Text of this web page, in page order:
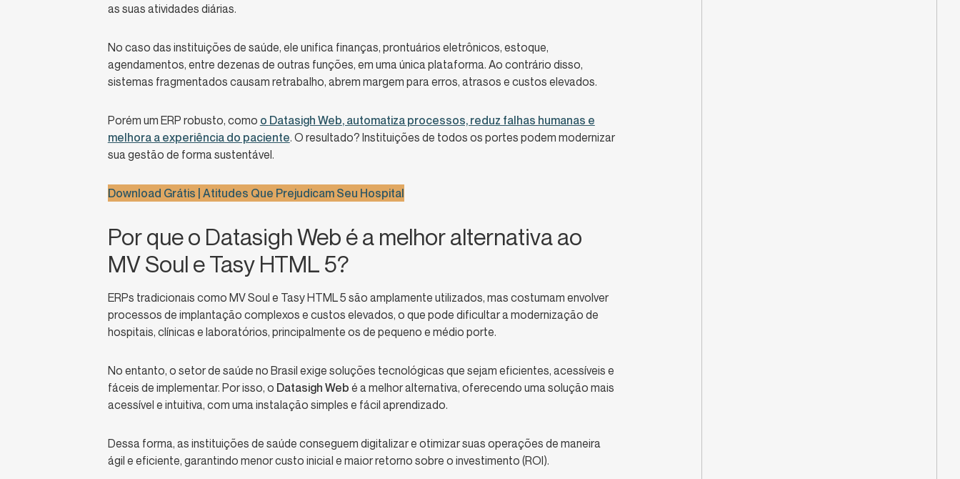
as suas atividades diárias.
No caso das instituições de saúde, ele unifica finanças, prontuários eletrônicos, estoque,
agendamentos, entre dezenas de outras funções, em uma única plataforma. Ao contrário disso,
sistemas fragmentados causam retrabalho, abrem margem para erros, atrasos e custos elevados.
Porém um ERP robusto, como o Datasigh Web, automatiza processos, reduz falhas humanas e
melhora a experiência do paciente. O resultado? Instituições de todos os portes podem modernizar
sua gestão de forma sustentável.
Download Grátis | Atitudes Que Prejudicam Seu Hospital
Por que o Datasigh Web é a melhor alternativa ao
MV Soul e Tasy HTML 5?
ERPs tradicionais como MV Soul e Tasy HTML 5 são amplamente utilizados, mas costumam envolver
processos de implantação complexos e custos elevados, o que pode dificultar a modernização de
hospitais, clínicas e laboratórios, principalmente os de pequeno e médio porte.
No entanto, o setor de saúde no Brasil exige soluções tecnológicas que sejam eficientes, acessíveis e
fáceis de implementar. Por isso, o Datasigh Web é a melhor alternativa, oferecendo uma solução mais
acessível e intuitiva, com uma instalação simples e fácil aprendizado.
Dessa forma, as instituições de saúde conseguem digitalizar e otimizar suas operações de maneira
ágil e eficiente, garantindo menor custo inicial e maior retorno sobre o investimento (ROI).